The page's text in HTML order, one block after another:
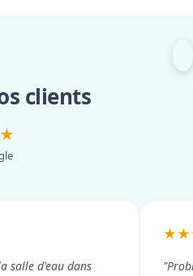
clients
salle d'eau dans